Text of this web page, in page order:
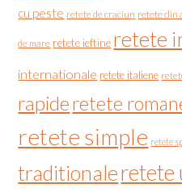
cu peste retete de craciun retete din
de mare retete ieftine retete
internationale retete italiene
rapideretete
retete simple retete
traditionaleretete